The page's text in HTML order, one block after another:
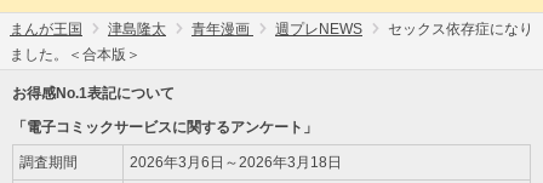
まんが王国 津島隆太 青年漫画 週プレNEWS
セックス依存症になり
ました。＜合本版＞
お得感No.1表記について
「電子コミックサービスに関するアンケート」
調査期間 2026年3月6日～2026年3月18日